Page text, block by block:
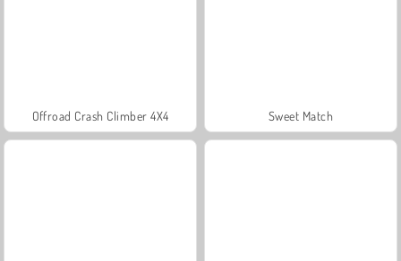
Offroad Crash Climber 4X4 Sweet Match